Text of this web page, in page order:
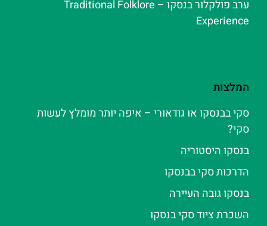
ערב פולקלור בנסקו – Traditional Folklore
Experience
המלצות
סקי בבנסקו או גודאורי – איפה יותר מומלץ לעשות
סקי?
בנסקו היסטוריה
הדרכות סקי בבנסקו
בנסקו גובה העיירה
השכרת ציוד סקי בנסקו